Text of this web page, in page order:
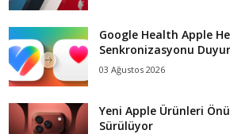
Google Health Apple
Senkronizasyonu
03 Ağustos 2026
Yeni Apple Ürünleri
Sürülüyor